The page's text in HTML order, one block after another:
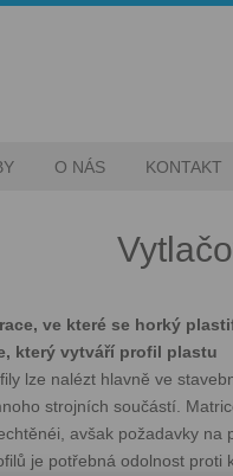
O NÁS KONTAKT
ve které se horký
který vytváří profil plastu
lze nalézt hlavně ve
strojních součástí.
avšak požadavky na
je potřebná odolnost proti